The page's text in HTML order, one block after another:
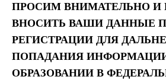
ПРОСИМ ВНИМАТЕЛЬНО И
ВНОСИТЬ ВАШИ ДАННЫЕ
РЕГИСТРАЦИИ ДЛЯ
ПОПАДАНИЯ
ОБРАЗОВАНИИ В